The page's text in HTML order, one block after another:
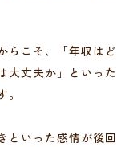
らこそ、「年収はど
大丈夫か」といった
といった感情が後回